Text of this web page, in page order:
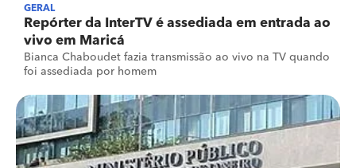
GERAL
Repórter da InterTV é assediada em entrada ao
vivo em Maricá
Bianca Chaboudet fazia transmissão ao vivo na TV quando
foi assediada por homem